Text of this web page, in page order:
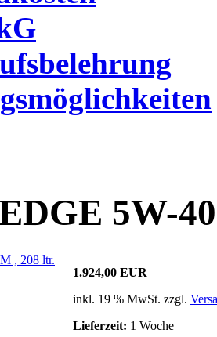
5W-
1.924,00 EUR
inkl. 19 % MwSt. zzgl.
Lieferzeit: 1 Woche